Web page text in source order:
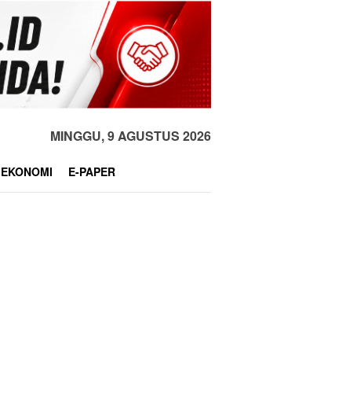
MINGGU, 9 AGUSTUS 2026
EKONOMI E-PAPER